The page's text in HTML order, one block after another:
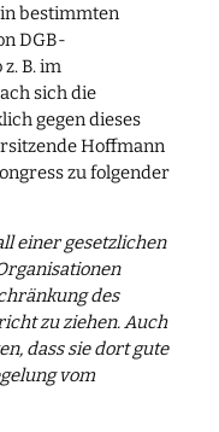
bestimmten
DGB-
B. im
sich die
gegen dieses
Hoffmann
zu folgender
einer gesetzlichen
des
zu ziehen. Auch
dass sie dort gute
vom